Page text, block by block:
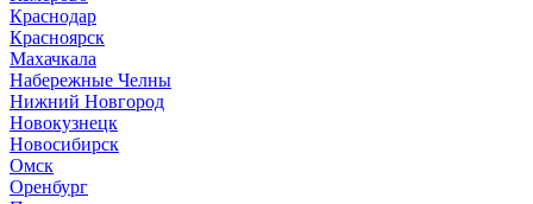
Краснодар
Красноярск
Махачкала
Набережные Челны
Нижний Новгород
Новокузнецк
Новосибирск
Омск
Оренбург